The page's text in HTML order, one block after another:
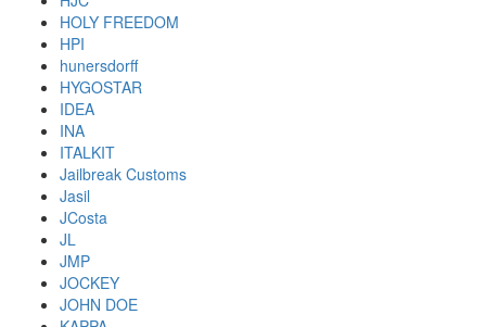
HOLY FREEDOM
HPI
hunersdorff
HYGOSTAR
IDEA
INA
ITALKIT
Jailbreak Customs
Jasil
JCosta
JL
JMP
JOCKEY
JOHN DOE